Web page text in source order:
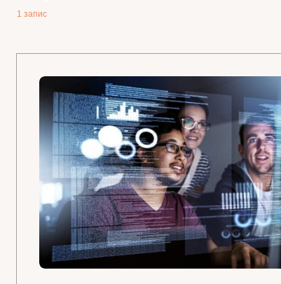
1 запис